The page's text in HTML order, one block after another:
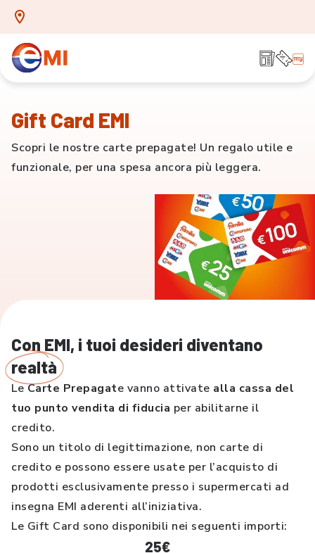
Gift Card EMI
Scopri le nostre carte prepagate! Un regalo utile e
funzionale, per una spesa ancora più leggera.
Con EMI, i tuoi desideri diventano
realtà
LeCarte Prepagate vanno attivate alla cassa del
tuo punto vendita di fiducia per abilitarne il
credito.
Sono un titolo di legittimazione, non carte di
credito e possono essere usate per l’acquisto di
prodotti esclusivamente presso i supermercati ad
insegna EMI aderenti all’iniziativa.
Le Gift Card sono disponibili nei seguenti importi:
25€